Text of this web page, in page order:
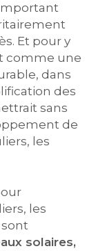
Et pour y
comme une
dans
des
sans
de
les
les
solaires,